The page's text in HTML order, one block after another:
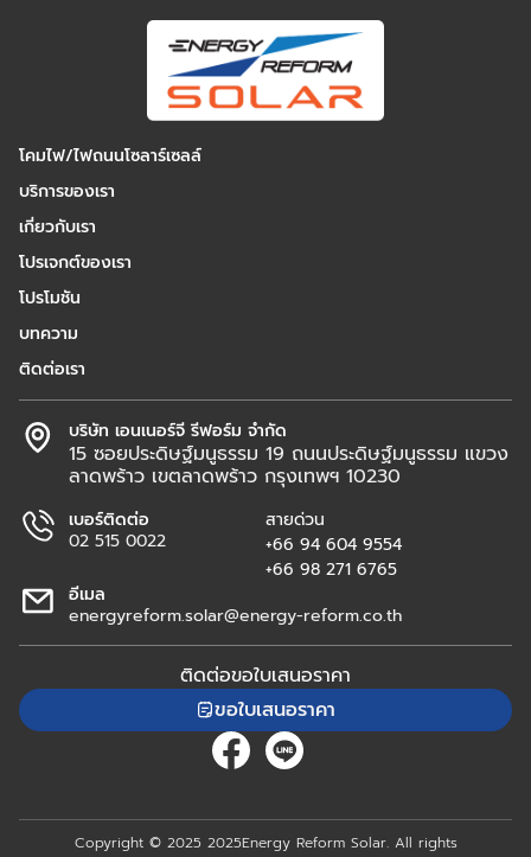
บริษัท เอนเนอร์จี รีฟอร์ม จำกัด
15 ซอยประดิษฐ์มนูธรรม 19 ถนนประดิษฐ์มนูธรรม แขวง
ลาดพร้าว เขตลาดพร้าว กรุงเทพฯ 10230
เบอร์ติดต่อ
02 515 0022
สายด่วน
+66 94 604 9554
+66 98 271 6765
อีเมล
energyreform.solar@energy-reform.co.th
โคมไฟ/ไฟถนนโซลาร์เซลล์
บริการของเรา
เกี่ยวกับเรา
โปรเจกต์ของเรา
โปรโมชัน
บทความ
ติดต่อเรา
ติดต่อขอใบเสนอราคา
ขอใบเสนอราคา
Copyright © 2025 2025Energy Reform Solar. All rights